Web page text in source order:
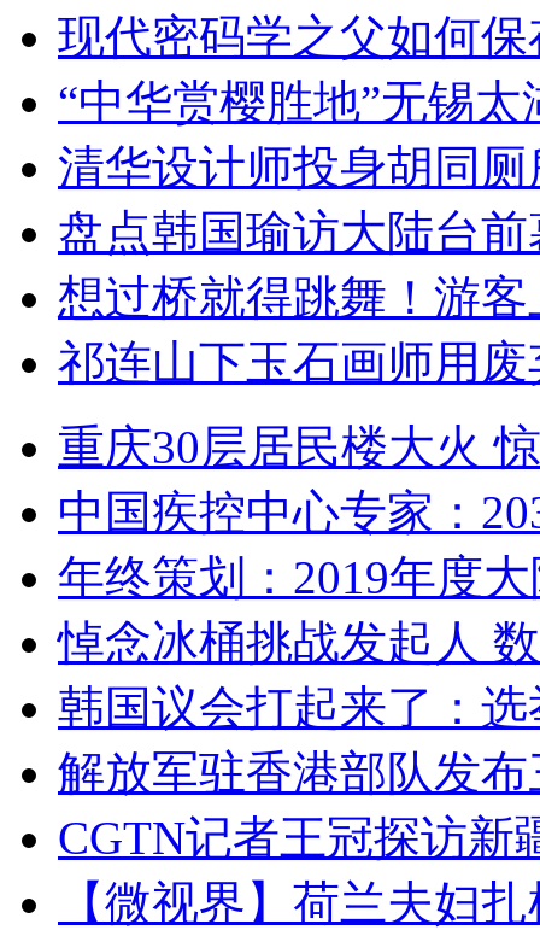
现代密码学之父如何
“中华赏樱胜地”无锡
清华设计师投身胡同
盘点韩国瑜访大陆台
想过桥就得跳舞！游客
祁连山下玉石画师用
重庆30层居民楼大火
中国疾控中心专家：
年终策划：2019年度
悼念冰桶挑战发起人
韩国议会打起来了：
解放军驻香港部队发
CGTN记者王冠探访新
【微视界】荷兰夫妇